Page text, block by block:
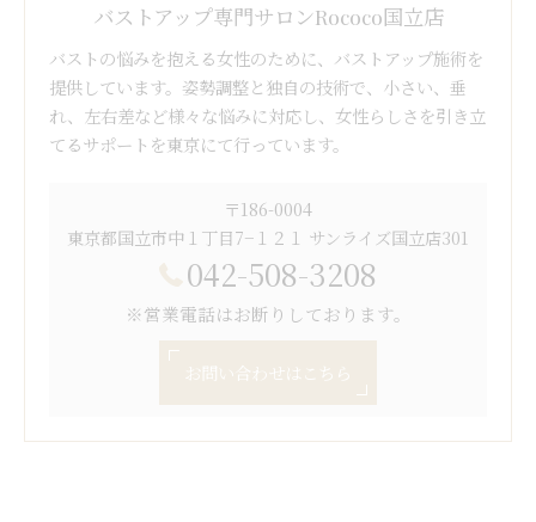
バストアップ専門サロンRococo国立店
バストの悩みを抱える女性のために、バストアップ施術を
提供しています。姿勢調整と独自の技術で、小さい、垂
れ、左右差など様々な悩みに対応し、女性らしさを引き立
てるサポートを東京にて行っています。
〒186-0004
東京都国立市中１丁目7−１２１ サンライズ国立店301
042-508-3208
※営業電話はお断りしております。
お問い合わせはこちら